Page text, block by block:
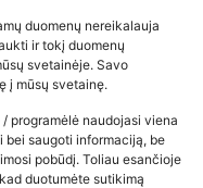
duomenų nereikalauja
ir tokį duomenų
svetainėje. Savo
į mūsų svetainę.
programėlė naudojasi viena
bei saugoti informaciją, be
pobūdį. Toliau esančioje
duotumėte sutikimą